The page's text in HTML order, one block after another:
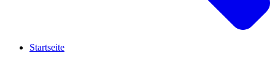
Startseite